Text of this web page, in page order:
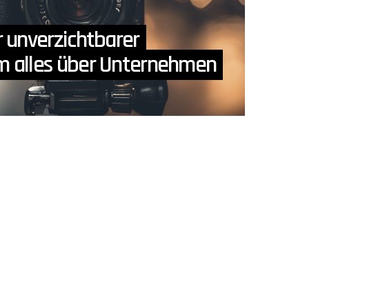
unverzichtbarer
alles über Unternehmen